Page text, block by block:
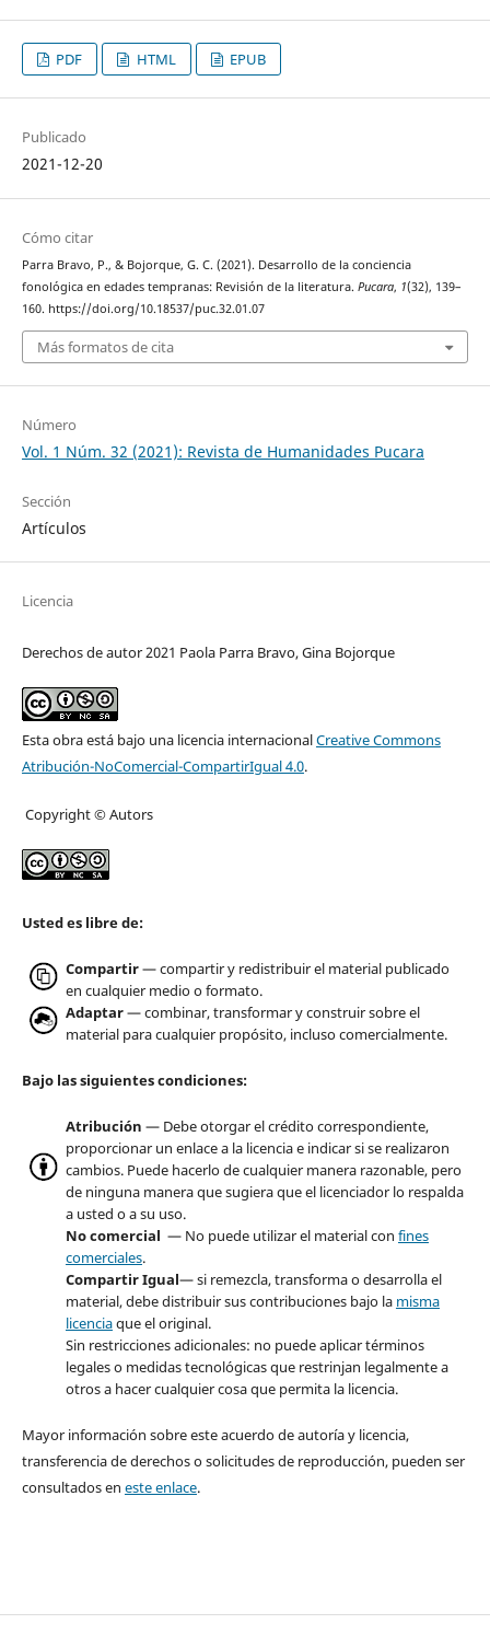
PDF HTML EPUB
Publicado
2021-12-20
Cómo citar
Parra Bravo, P., & Bojorque, G. C. (2021). Desarrollo de la conciencia
fonológica en edades tempranas: Revisión de la literatura. Pucara, 1(32), 139–
160. https://doi.org/10.18537/puc.32.01.07
Más formatos de cita
Número
Vol. 1 Núm. 32 (2021): Revista de Humanidades Pucara
Sección
Artículos
Licencia
Derechos de autor 2021 Paola Parra Bravo, Gina Bojorque
Esta obra está bajo una licencia internacionalCreative Commons
Atribución-NoComercial-CompartirIgual 4.0.
Copyright © Autors
Usted es libre de:
Compartir— compartir y redistribuir el material publicado
en cualquier medio o formato.
Adaptar— combinar, transformar y construir sobre el
material para cualquier propósito, incluso comercialmente.
Bajo las siguientes condiciones:
Atribución — Debe otorgar el crédito correspondiente,
proporcionar un enlace a la licencia e indicar si se realizaron
cambios. Puede hacerlo de cualquier manera razonable, pero
de ninguna manera que sugiera que el licenciador lo respalda
a usted o a su uso.
No comercial — No puede utilizar el material con fines
comerciales.
Compartir Igual— si remezcla, transforma o desarrolla el
material, debe distribuir sus contribuciones bajo la misma
licenciaque el original.
Sin restricciones adicionales: no puede aplicar términos
legales o medidas tecnológicas que restrinjan legalmente a
otros a hacer cualquier cosa que permita la licencia.
Mayor información sobre este acuerdo de autoría y licencia,
transferencia de derechos o solicitudes de reproducción, pueden ser
consultados en este enlace.